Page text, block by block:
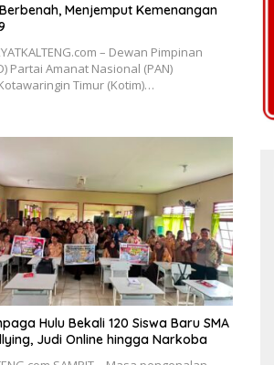
Menjemput Kemenangan
– Dewan Pimpinan
Partai Amanat Nasional (PAN)
Timur (Kotim)…
Hulu Bekali 120 Siswa Baru SMA
Judi Online hingga Narkoba